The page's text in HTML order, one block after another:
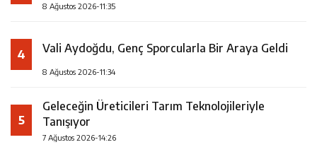
8 Ağustos 2026-11:35
4 Vali Aydoğdu, Genç Sporcularla Bir Araya Geldi
8 Ağustos 2026-11:34
5
Geleceğin Üreticileri Tarım Teknolojileriyle
Tanışıyor
7 Ağustos 2026-14:26